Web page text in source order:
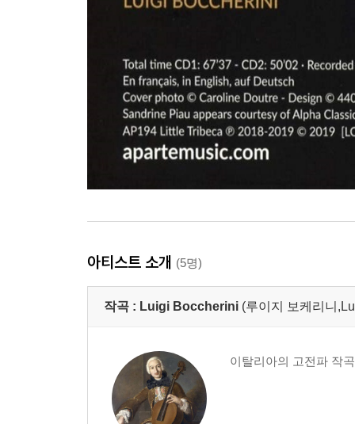
아티스트 소개 (5명)
작곡 : Luigi Boccherini (루이지 보케리니
이탈리아의 고전파 작